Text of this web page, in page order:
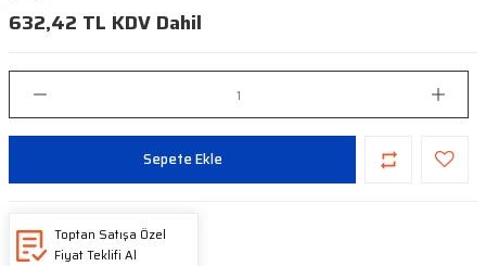
632,42 TL KDV Dahil
Sepete Ekle
Toptan Satışa Özel
Fiyat Teklifi Al